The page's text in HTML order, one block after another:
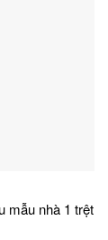
mẫu nhà 1 trệt